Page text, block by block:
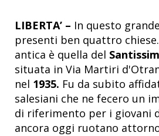
LIBERTA’ – In questo
presenti ben quattro
antica è quella del
situata in Via Martiri
nel 1935. Fu da subito
salesiani che ne fecero un
di riferimento per i giovani
ancora oggi ruotano